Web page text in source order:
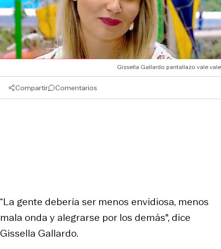
Gissella Gallardo pantallazo vale vale
Compartir Comentarios
“La gente debería ser menos envidiosa, menos
mala onda y alegrarse por los demás", dice
Gissella Gallardo.